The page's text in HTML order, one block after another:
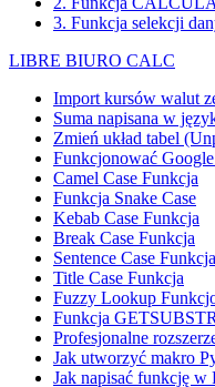
3. Funkcja selekcji
LIBRE BIURO CALC
Import kursów walut
Suma napisana w
Zmień układ tabel
Funkcjonować
Camel Case Funkcja
Funkcja Snake Case
Kebab Case Funkcja
Break Case Funkcja
Sentence Case Funkcja
Title Case Funkcja
Fuzzy Lookup
Funkcja GETSUBSTR
Profesjonalne
Jak utworzyć makro
Jak napisać funkcję w